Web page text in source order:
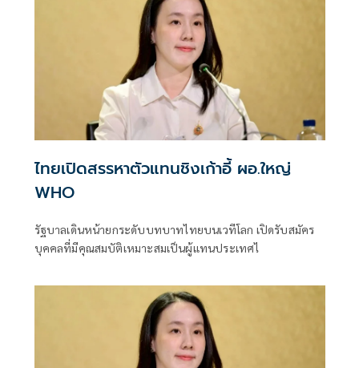
ไทยเปิดสรรหาตัวแทนชิงเก้าอี้ ผอ.ใหญ่
WHO
รัฐบาลเดินหน้ายกระดับบทบาทไทยบนเวทีโลก เปิดรับสมัคร
บุคคลที่มีคุณสมบัติเหมาะสมเป็นผู้แทนประเทศไ